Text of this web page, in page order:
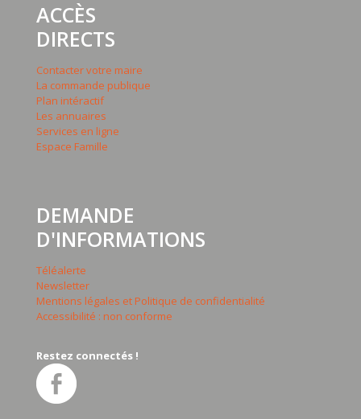
ACCÈS
DIRECTS
Contacter votre maire
La commande publique
Plan intéractif
Les annuaires
Services en ligne
Espace Famille
DEMANDE
D'INFORMATIONS
Téléalerte
Newsletter
Mentions légales et Politique de confidentialité
Accessibilité : non conforme
Restez connectés !